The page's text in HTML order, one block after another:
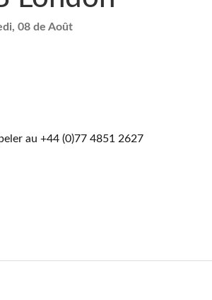
08 de Août
au +44 (0)77 4851 2627